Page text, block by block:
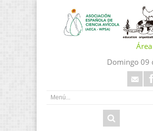
Domingo 09